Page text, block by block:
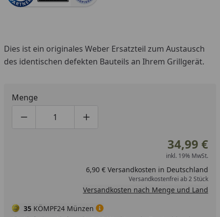
Dies ist ein originales Weber Ersatzteil zum Austausch
des identischen defekten Bauteils an Ihrem Grillgerät.
Menge
Produktmenge um eins verringern
Produktmenge manuell eingeben
Produktmenge um eins erhöhen
34,99 €
inkl. 19% MwSt.
6,90 € Versandkosten in Deutschland
Versandkostenfrei ab 2 Stück
Versandkosten nach Menge und Land
35 KÖMPF24 Münzen